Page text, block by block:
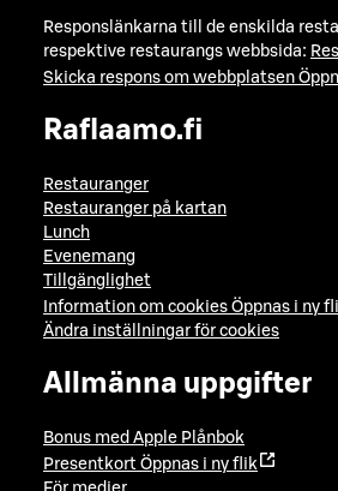
Responslänkarna till de enskilda
respektive restaurangs webbsida:
Skicka respons om webbplatsen
Raflaamo.fi
Restauranger
Restauranger på kartan
Lunch
Evenemang
Tillgänglighet
Information om cookies Öppnas i ny
Ändra inställningar för cookies
Allmänna uppgifter
Bonus med Apple Plånbok
Presentkort Öppnas i ny flik